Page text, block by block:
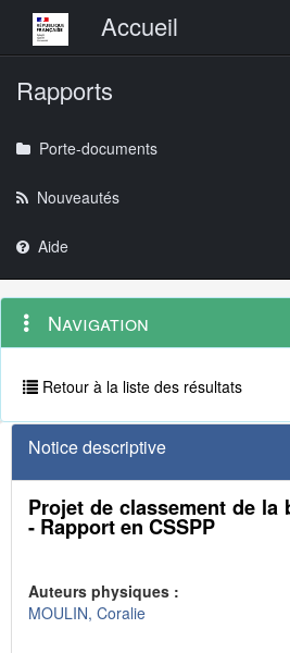
Menu principalAccueil
Rapports
Porte-documents
Nouveautés
Aide
Navigation
outils
Menu
contextuel
Navigation
Retour à la liste des résultats
Notice descriptive
Projet de classement de la
- Rapport en CSSPP
Auteurs physiques :
MOULIN, Coralie